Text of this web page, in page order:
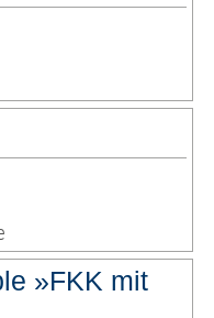
»FKK mit